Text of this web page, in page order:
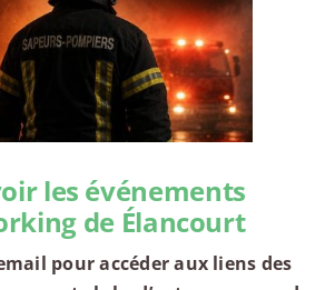
les événements
de Élancourt
pour accéder aux liens des